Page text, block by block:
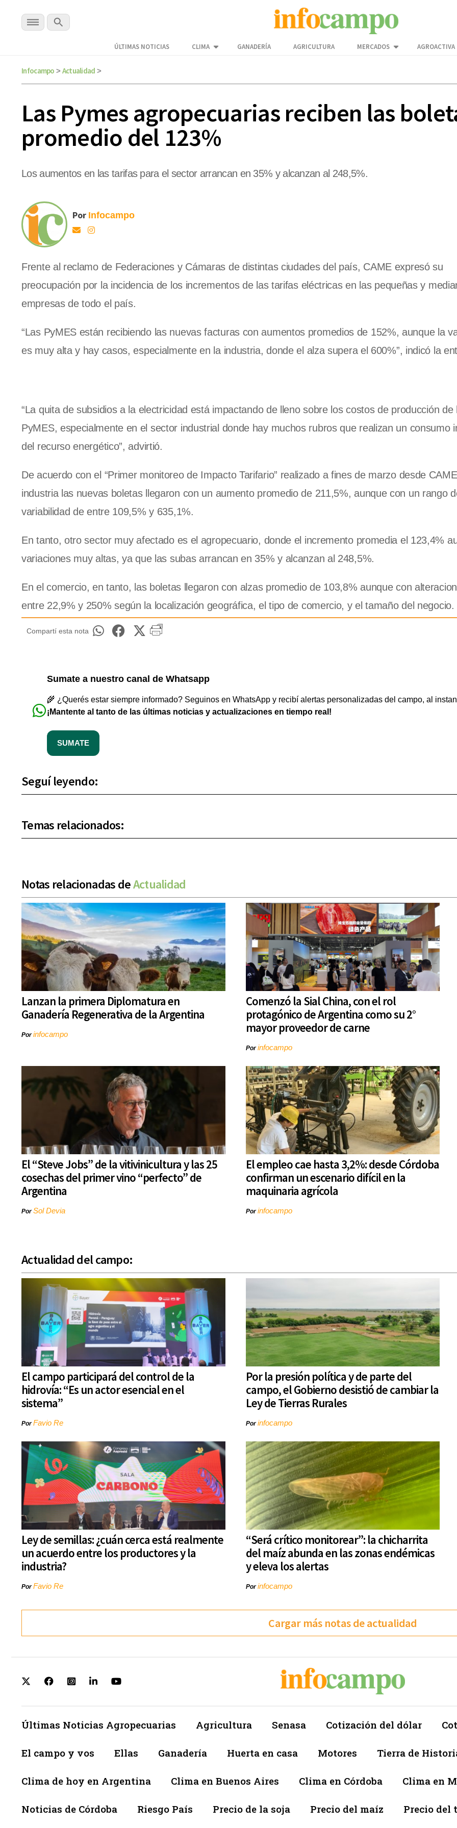
ÚLTIMAS NOTICIAS CLIMA GANADERÍA AGRICULTURA MERCADOS AGROACTIVA
Infocampo > Actualidad >
Las Pymes agropecuarias reciben las
promedio del 123%
Los aumentos en las tarifas para el sector arrancan en 35% y alcanzan al 248,5%.
Por Infocampo
Frente al reclamo de Federaciones y Cámaras de distintas ciudades del país, CAME expresó su
preocupación por la incidencia de los incrementos de las tarifas eléctricas en las pequeñas y
empresas de todo el país.
“Las PyMES están recibiendo las nuevas facturas con aumentos promedios de 152%, aunque la
es muy alta y hay casos, especialmente en la industria, donde el alza supera el 600%”, indicó la
“La quita de subsidios a la electricidad está impactando de lleno sobre los costos de producción de
PyMES, especialmente en el sector industrial donde hay muchos rubros que realizan un consumo
del recurso energético”, advirtió.
De acuerdo con el “Primer monitoreo de Impacto Tarifario” realizado a fines de marzo desde
industria las nuevas boletas llegaron con un aumento promedio de 211,5%, aunque con un rango
variabilidad de entre 109,5% y 635,1%.
En tanto, otro sector muy afectado es el agropecuario, donde el incremento promedia el 123,4%
variaciones muy altas, ya que las subas arrancan en 35% y alcanzan al 248,5%.
En el comercio, en tanto, las boletas llegaron con alzas promedio de 103,8% aunque con
entre 22,9% y 250% según la localización geográfica, el tipo de comercio, y el tamaño del negocio.
Compartí esta nota
Sumate a nuestro canal de Whatsapp
🌾 ¿Querés estar siempre informado? Seguinos en WhatsApp y recibí alertas personalizadas del campo, al
¡Mantente al tanto de las últimas noticias y actualizaciones en tiempo real!
SUMATE
Seguí leyendo:
Temas relacionados:
Notas relacionadas deActualidad
Lanzan la primera Diplomatura en
Ganadería Regenerativa de la Argentina
Porinfocampo
Comenzó la Sial China, con el rol
protagónico de Argentina como su 2°
mayor proveedor de carne
Porinfocampo
El “Steve Jobs” de la vitivinicultura y las 25
cosechas del primer vino “perfecto” de
Argentina
PorSol Devia
El empleo cae hasta 3,2%: desde Córdoba
confirman un escenario difícil en la
maquinaria agrícola
Porinfocampo
Actualidad del campo:
El campo participará del control de la
hidrovía: “Es un actor esencial en el
sistema”
PorFavio Re
Por la presión política y de parte del
campo, el Gobierno desistió de cambiar la
Ley de Tierras Rurales
Porinfocampo
Ley de semillas: ¿cuán cerca está realmente
un acuerdo entre los productores y la
industria?
PorFavio Re
“Será crítico monitorear”: la chicharrita
del maíz abunda en las zonas endémicas
y eleva los alertas
Porinfocampo
Cargar más notas de actualidad
Últimas Noticias Agropecuarias Agricultura Senasa Cotización del dólar
El campo y vos Ellas Ganadería Huerta en casa Motores Tierra de
Clima de hoy en Argentina Clima en Buenos Aires Clima en Córdoba Clima en
Noticias de Córdoba Riesgo País Precio de la soja Precio del maíz Precio del